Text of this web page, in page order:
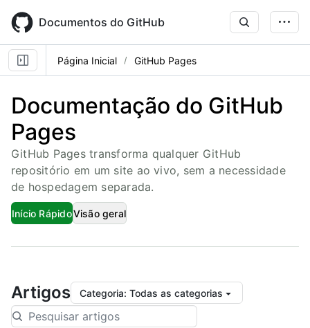
main
content
Documentos do GitHub
Página Inicial GitHub Pages
Documentação do GitHub
Pages
GitHub Pages transforma qualquer GitHub
repositório em um site ao vivo, sem a necessidade
de hospedagem separada.
Início RápidoVisão geral
Artigos Categoria: Todas as categorias